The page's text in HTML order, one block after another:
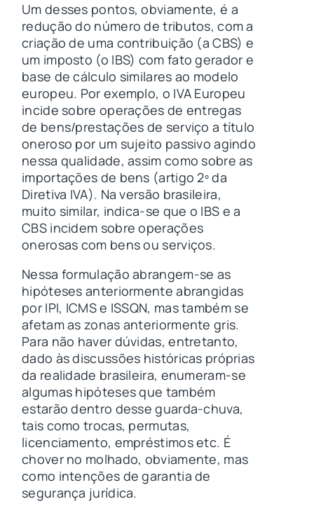
Um desses pontos, obviamente, é a
redução do número de tributos, com a
criação de uma contribuição (a CBS) e
um imposto (o IBS) com fato gerador e
base de cálculo similares ao modelo
europeu. Por exemplo, o IVA Europeu
incide sobre operações de entregas
de bens/prestações de serviço a título
oneroso por um sujeito passivo agindo
nessa qualidade, assim como sobre as
importações de bens (artigo 2º da
Diretiva IVA). Na versão brasileira,
muito similar, indica-se que o IBS e a
CBS incidem sobre operações
onerosas com bens ou serviços.
Nessa formulação abrangem-se as
hipóteses anteriormente abrangidas
por IPI, ICMS e ISSQN, mas também se
afetam as zonas anteriormente gris.
Para não haver dúvidas, entretanto,
dado às discussões históricas próprias
da realidade brasileira, enumeram-se
algumas hipóteses que também
estarão dentro desse guarda-chuva,
tais como trocas, permutas,
licenciamento, empréstimos etc. É
chover no molhado, obviamente, mas
como intenções de garantia de
segurança jurídica.